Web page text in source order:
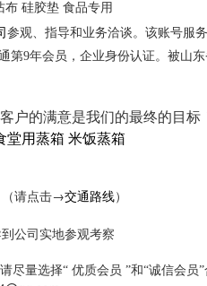
垫 食品专用
参观、指导和业务洽谈。该账号服
第9年会员，企业身份认证。被山
户的满意是我们的最终的目标
堂用蒸箱 米饭蒸箱
（请点击→交通路线）
公司实地参观考察
量选择“ 优质会员 ”和“诚信会员”